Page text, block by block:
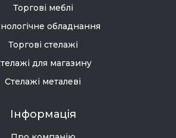
Торгові меблі
обладнання
Торгові стелажі
для магазину
Стелажі металеві
Інформація